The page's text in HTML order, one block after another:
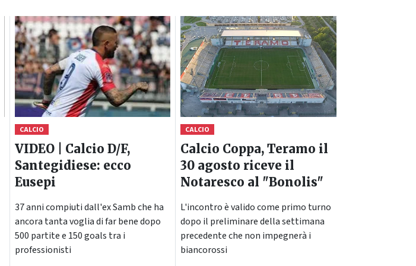
CALCIO
VIDEO | Calcio D/F,
Santegidiese: ecco
Eusepi
37 anni compiuti dall'ex Samb che ha
ancora tanta voglia di far bene dopo
500 partite e 150 goals tra i
professionisti
CALCIO
Calcio Coppa, Teramo il
30 agosto riceve il
Notaresco al "Bonolis"
L'incontro è valido come primo turno
dopo il preliminare della settimana
precedente che non impegnerà i
biancorossi